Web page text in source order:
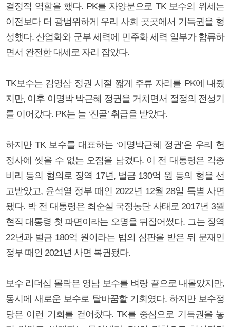
결정적 역할을 했다. PK를 자양분으로 TK 보수의 위세는
이전보다 더 광범위하게 우리 사회 곳곳에서 기득권을 형
성했다. 산업화와 군부 세력에 민주화 세력 일부가 합류하
면서 완전한 대세로 자리 잡았다.
TK보수는 김영삼 정권 시절 짧게 주류 자리를 PK에 내줬
지만, 이후 이명박 박근혜 정권을 거치면서 절정의 전성기
를 이어갔다. PK는 늘 ‘진골’ 취급을 받았다.
하지만 TK 보수를 대표하는 ‘이명박근혜 정권’은 우리 헌
정사에 씻을 수 없는 오점을 남겼다. 이 전 대통령은 각종
비리 등의 혐의로 징역 17년, 벌금 130억 원 등의 형을 선
고받았고, 윤석열 정부 때인 2022년 12월 28일 특별 사면
됐다. 박 전 대통령은 최순실 국정농단 사태로 2017년 3월
현직 대통령 첫 파면이라는 오명을 뒤집어썼다. 그는 징역
22년과 벌금 180억 원이라는 법의 심판을 받은 뒤 문재인
정부 때인 2021년 사면 복권됐다.
보수 리더십 몰락은 영남 보수를 벼랑 끝으로 내몰았지만,
동시에 새로운 보수로 탈바꿈할 기회였다. 하지만 보수정
당은 이런 기회를 걷어찼다. TK를 중심으로 기득권을 놓